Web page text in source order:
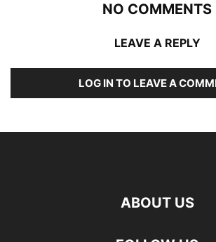
NO COMMENTS
LEAVE A REPLY
LOG IN TO LEAVE A
ABOUT US